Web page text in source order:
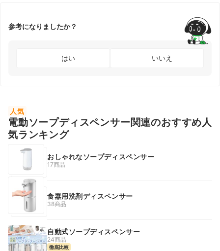
参考になりましたか？
はい いいえ
人気
電動ソープディスペンサー関連のおすすめ人
気ランキング
おしゃれなソープディスペンサー
17商品
食器用洗剤ディスペンサー
38商品
自動式ソープディスペンサー
24商品
徹底比較